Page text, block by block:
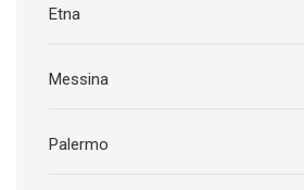
Etna
Messina
Palermo